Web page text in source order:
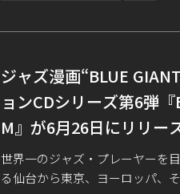
ジャズ漫画“BLUE
ョンCDシリーズ第6弾
M』が6月26日にリリー
世界一のジャズ・プレーヤーを
る仙台から東京、ヨーロッパ、